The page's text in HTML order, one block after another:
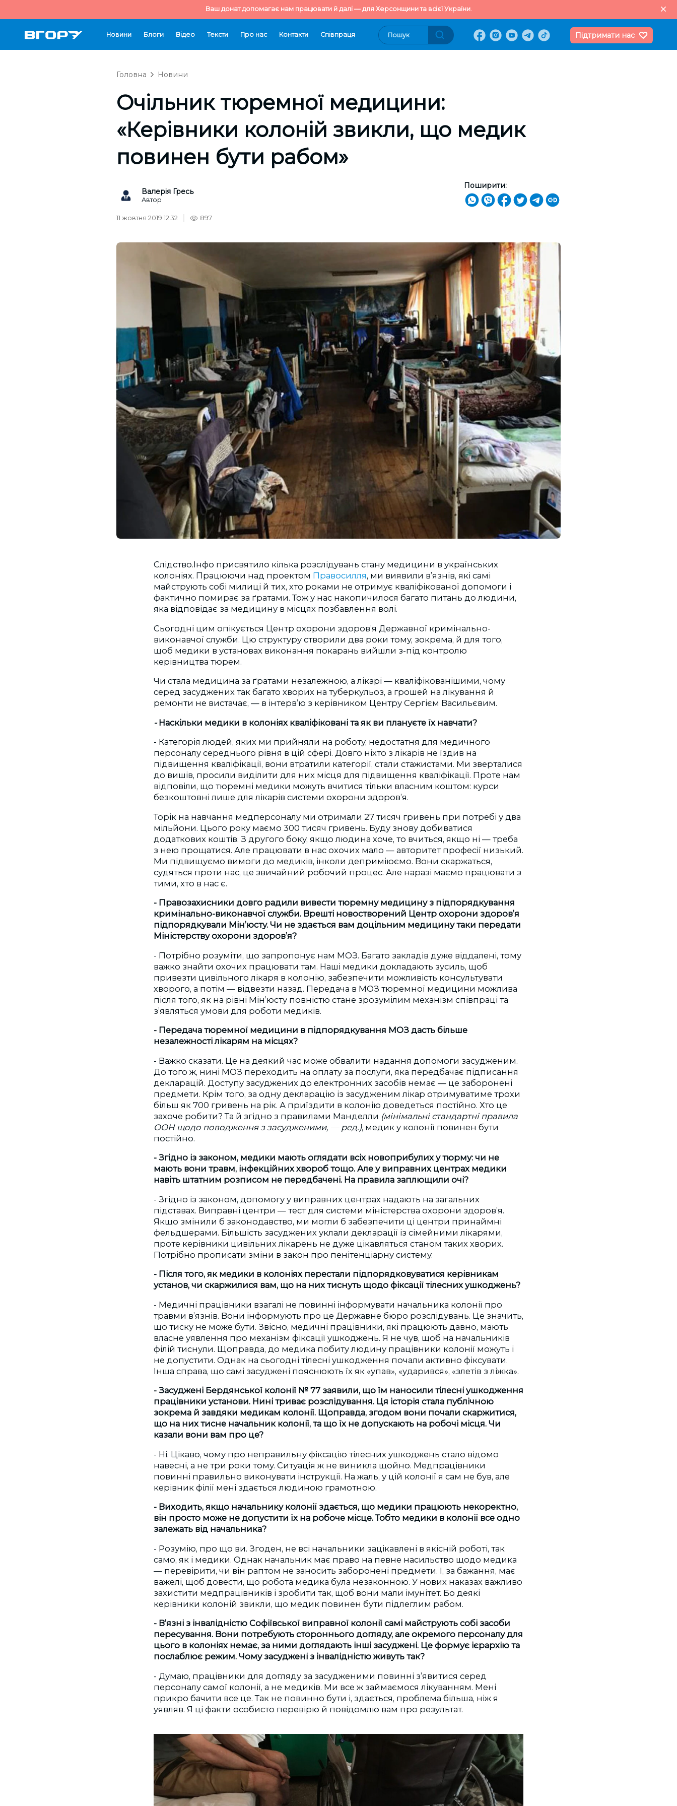
Ваш донат допомагає нам працювати й далі — для Херсонщини та всієї України.
Новини Блоги Відео Тексти Про нас Контакти Cпівпраця Підтримати нас
Головна Новини
Очільник тюремної медицини:
«Керівники колоній звикли, що медик
повинен бути рабом»
Валерія Гресь
Автор
Поширити:
11 жовтня 2019 12:32 897
Слідство.Інфо присвятило кілька розслідувань стану медицини в українських
колоніях. Працюючи над проектом Правосилля, ми виявили в’язнів, які самі
майструють собі милиці й тих, хто роками не отримує кваліфікованої допомоги і
фактично помирає за ґратами. Тож у нас накопичилося багато питань до людини,
яка відповідає за медицину в місцях позбавлення волі.
Сьогодні цим опікується Центр охорони здоров’я Державної кримінально-
виконавчої служби. Цю структуру створили два роки тому, зокрема, й для того,
щоб медики в установах виконання покарань вийшли з-під контролю
керівництва тюрем.
Чи стала медицина за ґратами незалежною, а лікарі — кваліфікованішими, чому
серед засуджених так багато хворих на туберкульоз, а грошей на лікування й
ремонти не вистачає, — в інтерв’ю з керівником Центру Сергієм Васильєвим.
-Наскільки медики в колоніях кваліфіковані та як ви плануєте їх навчати?
- Категорія людей, яких ми прийняли на роботу, недостатня для медичного
персоналу середнього рівня в цій сфері. Довго ніхто з лікарів не їздив на
підвищення кваліфікації, вони втратили категорії, стали стажистами. Ми зверталися
до вишів, просили виділити для них місця для підвищення кваліфікації. Проте нам
відповіли, що тюремні медики можуть вчитися тільки власним коштом: курси
безкоштовні лише для лікарів системи охорони здоров’я.
Торік на навчання медперсоналу ми отримали 27 тисяч гривень при потребі у два
мільйони. Цього року маємо 300 тисяч гривень. Буду знову добиватися
додаткових коштів. З другого боку, якщо людина хоче, то вчиться, якщо ні — треба
з нею прощатися. Але працювати в нас охочих мало — авторитет професії низький.
Ми підвищуємо вимоги до медиків, інколи деприміюємо. Вони скаржаться,
судяться проти нас, це звичайний робочий процес. Але наразі маємо працювати з
тими, хто в нас є.
- Правозахисники довго радили вивести тюремну медицину з підпорядкування
кримінально-виконавчої служби. Врешті новостворений Центр охорони здоров’я
підпорядкували Мін’юсту. Чи не здається вам доцільним медицину таки передати
Міністерству охорони здоров’я?
- Потрібно розуміти, що запропонує нам МОЗ. Багато закладів дуже віддалені, тому
важко знайти охочих працювати там. Наші медики докладають зусиль, щоб
привезти цивільного лікаря в колонію, забезпечити можливість консультувати
хворого, а потім — відвезти назад. Передача в МОЗ тюремної медицини можлива
після того, як на рівні Мін’юсту повністю стане зрозумілим механізм співпраці та
з’являться умови для роботи медиків.
- Передача тюремної медицини в підпорядкування МОЗ дасть більше
незалежності лікарям на місцях?
- Важко сказати. Це на деякий час може обвалити надання допомоги засудженим.
До того ж, нині МОЗ переходить на оплату за послуги, яка передбачає підписання
декларацій. Доступу засуджених до електронних засобів немає — це заборонені
предмети. Крім того, за одну декларацію із засудженим лікар отримуватиме трохи
більш як 700 гривень на рік. А приїздити в колонію доведеться постійно. Хто це
захоче робити? Та й згідно з правилами Манделли (мінімальні стандартні правила
ООН щодо поводження з засудженими, — ред.), медик у колонії повинен бути
постійно.
- Згідно із законом, медики мають оглядати всіх новоприбулих у тюрму: чи не
мають вони травм, інфекційних хвороб тощо. Але у виправних центрах медики
навіть штатним розписом не передбачені. На правила заплющили очі?
- Згідно із законом, допомогу у виправних центрах надають на загальних
підставах. Виправні центри — тест для системи міністерства охорони здоров’я.
Якщо змінили б законодавство, ми могли б забезпечити ці центри принаймні
фельдшерами. Більшість засуджених уклали декларації із сімейними лікарями,
проте керівники цивільних лікарень не дуже цікавляться станом таких хворих.
Потрібно прописати зміни в закон про пенітенціарну систему.
- Після того, як медики в колоніях перестали підпорядковуватися керівникам
установ, чи скаржилися вам, що на них тиснуть щодо фіксації тілесних ушкоджень?
- Медичні працівники взагалі не повинні інформувати начальника колонії про
травми в’язнів. Вони інформують про це Державне бюро розслідувань. Це значить,
що тиску не може бути. Звісно, медичні працівники, які працюють давно, мають
власне уявлення про механізм фіксації ушкоджень. Я не чув, щоб на начальників
філій тиснули. Щоправда, до медика побиту людину працівники колонії можуть і
не допустити. Однак на сьогодні тілесні ушкодження почали активно фіксувати.
Інша справа, що самі засуджені пояснюють їх як «упав», «ударився», «злетів з ліжка».
- Засуджені Бердянської колонії № 77 заявили, що їм наносили тілесні ушкодження
працівники установи. Нині триває розслідування. Ця історія стала публічною
зокрема й завдяки медикам колонії. Щоправда, згодом вони почали скаржитися,
що на них тисне начальник колонії, та що їх не допускають на робочі місця. Чи
казали вони вам про це?
- Ні. Цікаво, чому про неправильну фіксацію тілесних ушкоджень стало відомо
навесні, а не три роки тому. Ситуація ж не виникла щойно. Медпрацівники
повинні правильно виконувати інструкції. На жаль, у цій колонії я сам не був, але
керівник філії мені здається людиною грамотною.
- Виходить, якщо начальнику колонії здається, що медики працюють некоректно,
він просто може не допустити їх на робоче місце. Тобто медики в колонії все одно
залежать від начальника?
- Розумію, про що ви. Згоден, не всі начальники зацікавлені в якісній роботі, так
само, як і медики. Однак начальник має право на певне насильство щодо медика
— перевірити, чи він раптом не заносить заборонені предмети. І, за бажання, має
важелі, щоб довести, що робота медика була незаконною. У нових наказах важливо
захистити медпрацівників і зробити так, щоб вони мали імунітет. Бо деякі
керівники колоній звикли, що медик повинен бути підлеглим рабом.
- В’язні з інвалідністю Софіївської виправної колонії самі майструють собі засоби
пересування. Вони потребують стороннього догляду, але окремого персоналу для
цього в колоніях немає, за ними доглядають інші засуджені. Це формує ієрархію та
послаблює режим. Чому засуджені з інвалідністю живуть так?
- Думаю, працівники для догляду за засудженими повинні з’явитися серед
персоналу самої колонії, а не медиків. Ми все ж займаємося лікуванням. Мені
прикро бачити все це. Так не повинно бути і, здається, проблема більша, ніж я
уявляв. Я ці факти особисто перевірю й повідомлю вам про результат.